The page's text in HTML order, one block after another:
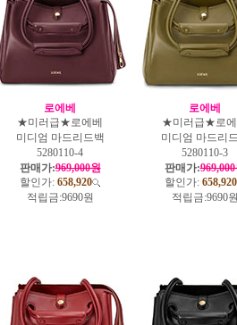
로에베
★미러급★로에베
미디엄 마드리드백
5280110-4
판매가:969,000원
할인가: 658,920
적립금:9690원
로에베
★미러급★로
미디엄 마드리
5280110-3
판매가:
할인가: 658,920
적립금:9690